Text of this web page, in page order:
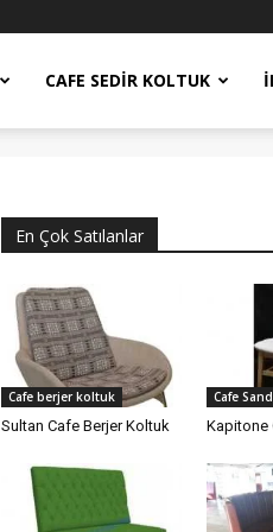
CAFE SEDIR KOLTUK
En Çok Satılanlar
Cafe berjer koltuk
Sultan Cafe Berjer Koltuk
Cafe
Kapitone